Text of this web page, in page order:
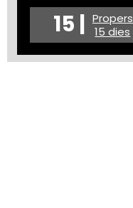
15 | Propers
15 dies